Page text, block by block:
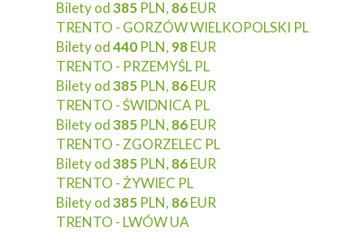
Bilety od385 PLN, 86EUR
TRENTO - GORZÓW WIELKOPOLSKI PL
Bilety od440 PLN, 98EUR
TRENTO - PRZEMYŚL PL
Bilety od385 PLN, 86EUR
TRENTO - ŚWIDNICA PL
Bilety od385 PLN, 86EUR
TRENTO - ZGORZELEC PL
Bilety od385 PLN, 86EUR
TRENTO - ŻYWIEC PL
Bilety od385 PLN, 86EUR
TRENTO - LWÓW UA